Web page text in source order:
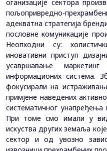
оганизације сектора
пољопривредно-
адекватна стратегија
пословне комуникације
Неопходни су:
иновативни приступ
усавршавање
информационих система.
фокусирали на
примјене наведених
систематичног
При томе смо имали у
искуства других земаља
сектор и од увозно